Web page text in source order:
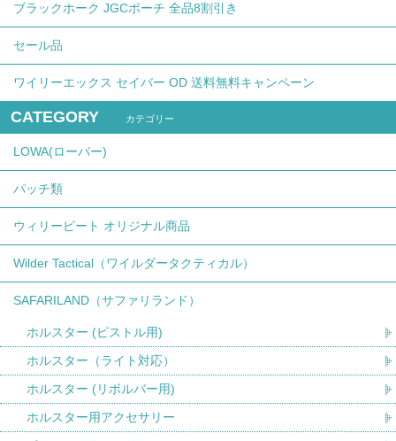
ブラックホーク JGCポーチ 全品8割引き
セール品
ワイリーエックス セイバー OD 送料無料キャンペーン
CATEGORY カテゴリー
LOWA(ローバー)
パッチ類
ウィリーピート オリジナル商品
Wilder Tactical（ワイルダータクティカル）
SAFARILAND（サファリランド）
ホルスター (ピストル用)
ホルスター（ライト対応）
ホルスター (リボルバー用)
ホルスター用アクセサリー